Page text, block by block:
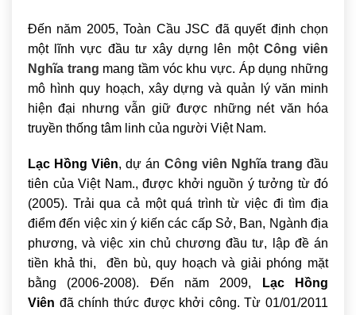
Đến năm 2005, Toàn Cầu JSC đã quyết định chọn
một lĩnh vực đầu tư xây dựng lên một Công viên
Nghĩa trang mang tầm vóc khu vực. Áp dụng những
mô hình quy hoạch, xây dựng và quản lý văn minh
hiện đại nhưng vẫn giữ được những nét văn hóa
truyền thống tâm linh của người Việt Nam.
Lạc Hồng Viên, dự án Công viên Nghĩa trang đầu
tiên của Việt Nam., được khởi nguồn ý tưởng từ đó
(2005). Trải qua cả một quá trình từ việc đi tìm địa
điểm đến việc xin ý kiến các cấp Sở, Ban, Ngành địa
phương, và việc xin chủ chương đầu tư, lập đề án
tiền khả thi, đền bù, quy hoạch và giải phóng mặt
bằng (2006-2008). Đến năm 2009,
Lạc Hồng
Viên đã chính thức được khởi công. Từ 01/01/2011